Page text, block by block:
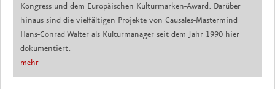
Kongress und dem Europäischen Kulturmarken-Award. Darüber
hinaus sind die vielfältigen Projekte von Causales-Mastermind
Hans-Conrad Walter als Kulturmanager seit dem Jahr 1990 hier
dokumentiert.
mehr